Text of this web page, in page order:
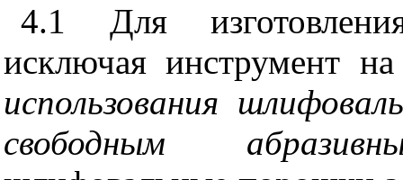
4.1 Для
исключая инструмент
использования
свободным